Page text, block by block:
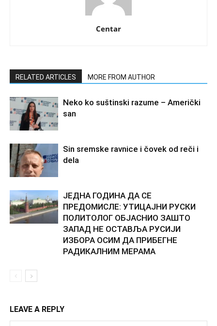
Centar
RELATED ARTICLES MORE FROM AUTHOR
Neko ko suštinski razume – Američki
san
Sin sremske ravnice i čovek od reči i
dela
ЈЕДНА ГОДИНА ДА СЕ
ПРЕДОМИСЛЕ: УТИЦАЈНИ РУСКИ
ПОЛИТОЛОГ ОБЈАСНИО ЗАШТО
ЗАПАД НЕ ОСТАВЉА РУСИЈИ
ИЗБОРА ОСИМ ДА ПРИБЕГНЕ
РАДИКАЛНИМ МЕРАМА
LEAVE A REPLY